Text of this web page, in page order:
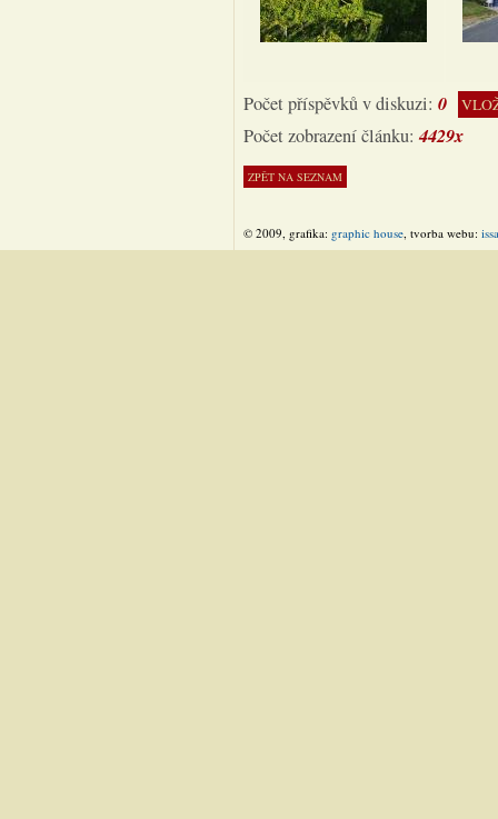
Počet příspěvků v diskuzi: 0
Počet zobrazení článku:4429x
© 2009, grafika: graphic house, tvorba webu: